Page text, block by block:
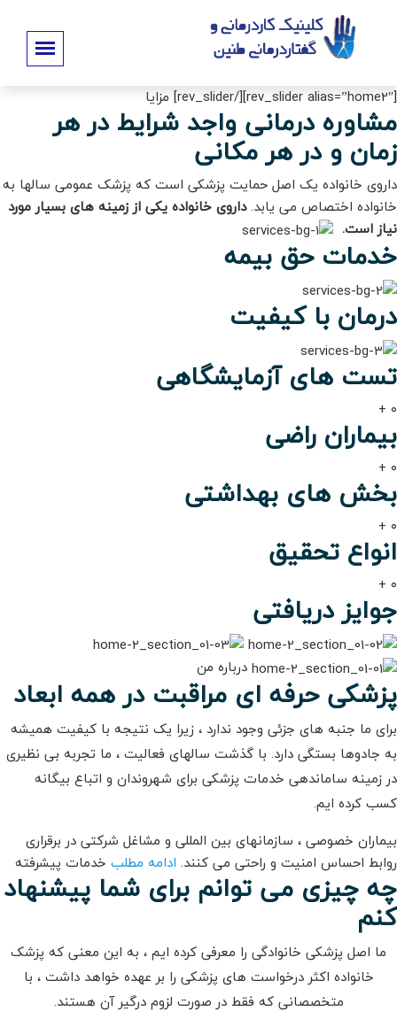
[rev_slider alias=”home2″][/rev_slider] مزایا
مشاوره درمانی واجد شرایط در هر
زمان و در هر مکانی
داروی خانواده یک اصل حمایت پزشکی است که پزشک عمومی سالها به
خانواده اختصاص می یابد.داروی خانواده یکی از زمینه های بسیار مورد
نیاز است.
خدمات حق بیمه
درمان با کیفیت
تست های آزمایشگاهی
۰ +
بیماران راضی
۰ +
بخش های بهداشتی
۰ +
انواع تحقیق
۰ +
جوایز دریافتی
درباره من
پزشکی حرفه ای مراقبت در همه ابعاد
برای ما جنبه های جزئی وجود ندارد ، زیرا یک نتیجه با کیفیت همیشه
به جادوها بستگی دارد. با گذشت سالهای فعالیت ، ما تجربه بی نظیری
در زمینه ساماندهی خدمات پزشکی برای شهروندان و اتباع بیگانه
کسب کرده ایم.
بیماران خصوصی ، سازمانهای بین المللی و مشاغل شرکتی در برقراری
روابط احساس امنیت و راحتی می کنند. ادامه مطلب خدمات پیشرفته
چه چیزی می توانم برای شما پیشنهاد
کنم
ما اصل پزشکی خانوادگی را معرفی کرده ایم ، به این معنی که پزشک
خانواده اکثر درخواست های پزشکی را بر عهده خواهد داشت ، با
متخصصانی که فقط در صورت لزوم درگیر آن هستند.